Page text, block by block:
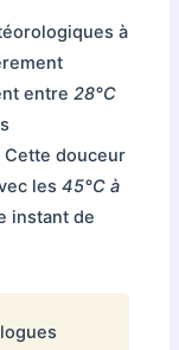
à
entre28°C
Cette douceur
les45°C à
instant de